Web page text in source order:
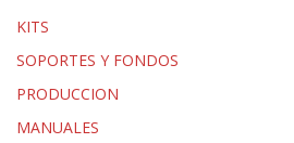
KITS
SOPORTES Y FONDOS
PRODUCCION
MANUALES